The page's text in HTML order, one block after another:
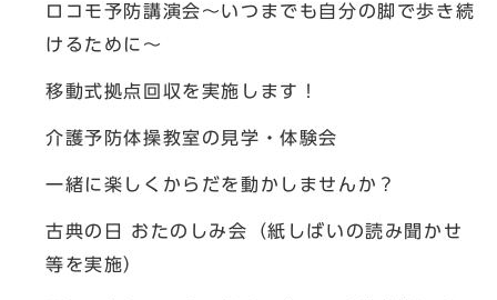
ロコモ予防講演会〜いつまでも自分の脚で歩き続
けるために〜
移動式拠点回収を実施します！
介護予防体操教室の見学・体験会
一緒に楽しくからだを動かしませんか？
古典の日 おたのしみ会（紙しばいの読み聞かせ
等を実施）